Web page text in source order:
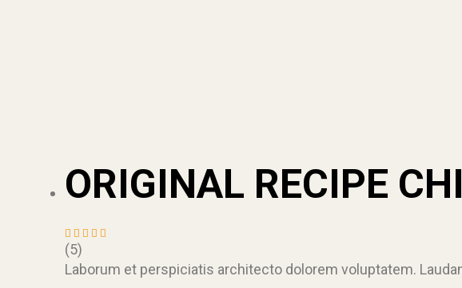
ORIGINAL RECIPE
Rated
4.60
of 5
(5)
Laborum et perspiciatis architecto dolorem voluptatem.